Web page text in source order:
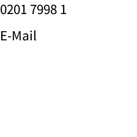
0201 7998 1
E-Mail